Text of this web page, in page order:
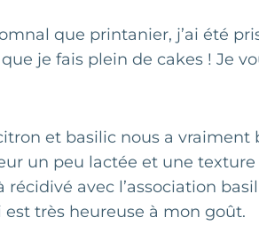
que printanier, j’ai été
je fais plein de cakes ! Je
et basilic nous a vraiment
un peu lactée et une
récidivé avec l’association
très heureuse à mon goût.